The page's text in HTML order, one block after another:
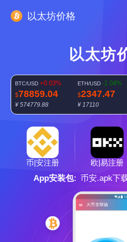
以太坊价格
以太坊
BTC/USD +0.03%
$78859.04
¥ 574779.88
ETH/USD -1.04%
$2347.47
¥ 17110
103.8125
¥ 756.66
币|安注册 欧|易注册
App安装包: 币安.apk下